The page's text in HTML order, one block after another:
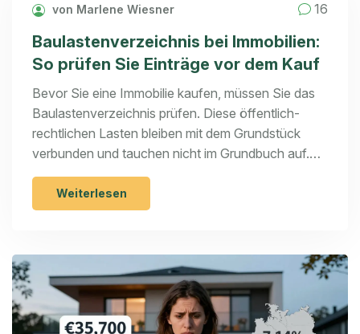
von Marlene Wiesner 16
Baulastenverzeichnis bei Immobilien:
So prüfen Sie Einträge vor dem Kauf
Bevor Sie eine Immobilie kaufen, müssen Sie das
Baulastenverzeichnis prüfen. Diese öffentlich-
rechtlichen Lasten bleiben mit dem Grundstück
verbunden und tauchen nicht im Grundbuch auf.
Unentdeckt können sie zu hohen Kosten führen.
Hier erfahren Sie, wie Sie sie finden, was sie
bedeuten und wie Sie damit umgehen.
Weiterlesen